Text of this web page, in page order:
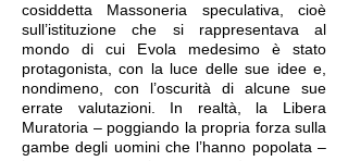
cosiddetta Massoneria speculativa, cioè
sull’istituzione che si rappresentava al
mondo di cui Evola medesimo è stato
protagonista, con la luce delle sue idee e,
nondimeno, con l’oscurità di alcune sue
errate valutazioni. In realtà, la Libera
Muratoria – poggiando la propria forza sulla
gambe degli uomini che l’hanno popolata ‒